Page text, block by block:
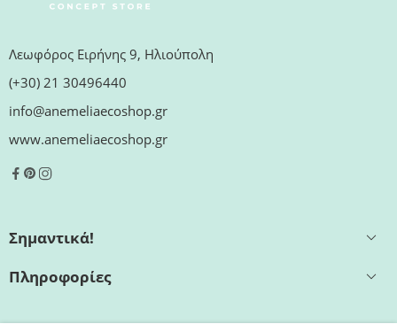
Λεωφόρος Ειρήνης 9, Ηλιούπολη
(+30) 21 30496440
info@anemeliaecoshop.gr
www.anemeliaecoshop.gr
Σημαντικά!
Πληροφορίες